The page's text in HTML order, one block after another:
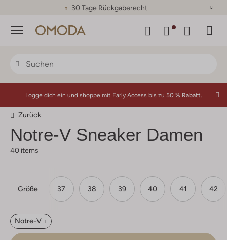
30 Tage Rückgaberecht
Menü
Logge dich ein und shoppe mit Early Access bis zu 50 % Rabatt.
Zurück
Notre-V Sneaker Damen
40 items
Größe
36 37 38 39 40 41 42
Notre-V